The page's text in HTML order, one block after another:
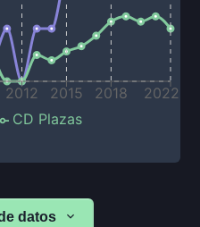
2012 2015 2018 2022
CD Plazas
datos